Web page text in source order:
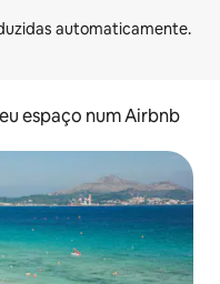
espaço num Airbnb